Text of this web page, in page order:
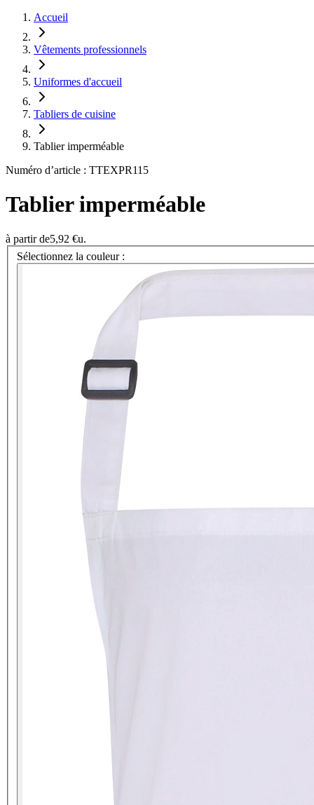
Accueil
Vêtements professionnels
Uniformes d'accueil
Tabliers de cuisine
Tablier imperméable
Numéro d’article : TTEXPR115
Tablier imperméable
à partir de5,92 €u.
Sélectionnez la couleur :